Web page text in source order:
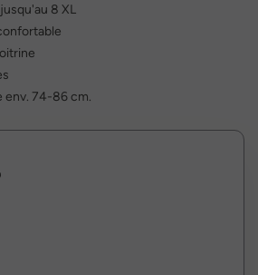
8 XL
env. 74-86 cm.